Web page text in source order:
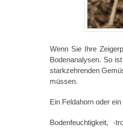
Wenn Sie Ihre
Bodenanalysen. So
starkzehrenden
müssen.
Ein Feldahorn oder
Bodenfeuchtigkeit,